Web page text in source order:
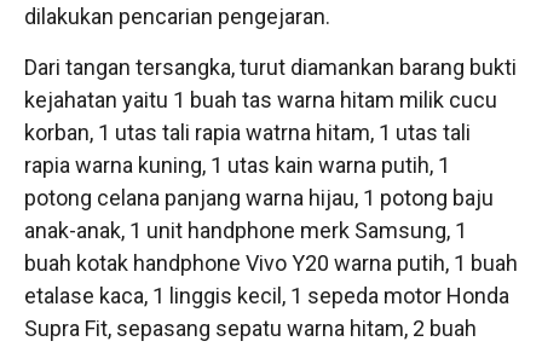
dilakukan pencarian pengejaran.
Dari tangan tersangka, turut diamankan barang bukti
kejahatan yaitu 1 buah tas warna hitam milik cucu
korban, 1 utas tali rapia watrna hitam, 1 utas tali
rapia warna kuning, 1 utas kain warna putih, 1
potong celana panjang warna hijau, 1 potong baju
anak-anak, 1 unit handphone merk Samsung, 1
buah kotak handphone Vivo Y20 warna putih, 1 buah
etalase kaca, 1 linggis kecil, 1 sepeda motor Honda
Supra Fit, sepasang sepatu warna hitam, 2 buah